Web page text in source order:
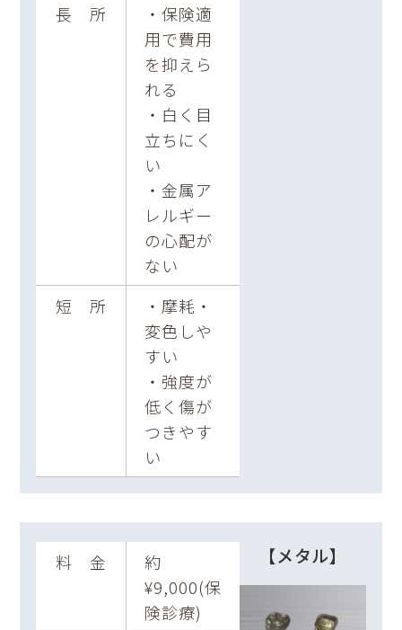
長 所
・保険適
用で費用
を抑えら
れる
・白く目
立ちにく
い
・金属ア
レルギー
の心配が
ない
短 所
・摩耗・
変色しや
すい
・強度が
低く傷が
つきやす
い
料 金
約
¥9,000(保
険診療)
【メタル】